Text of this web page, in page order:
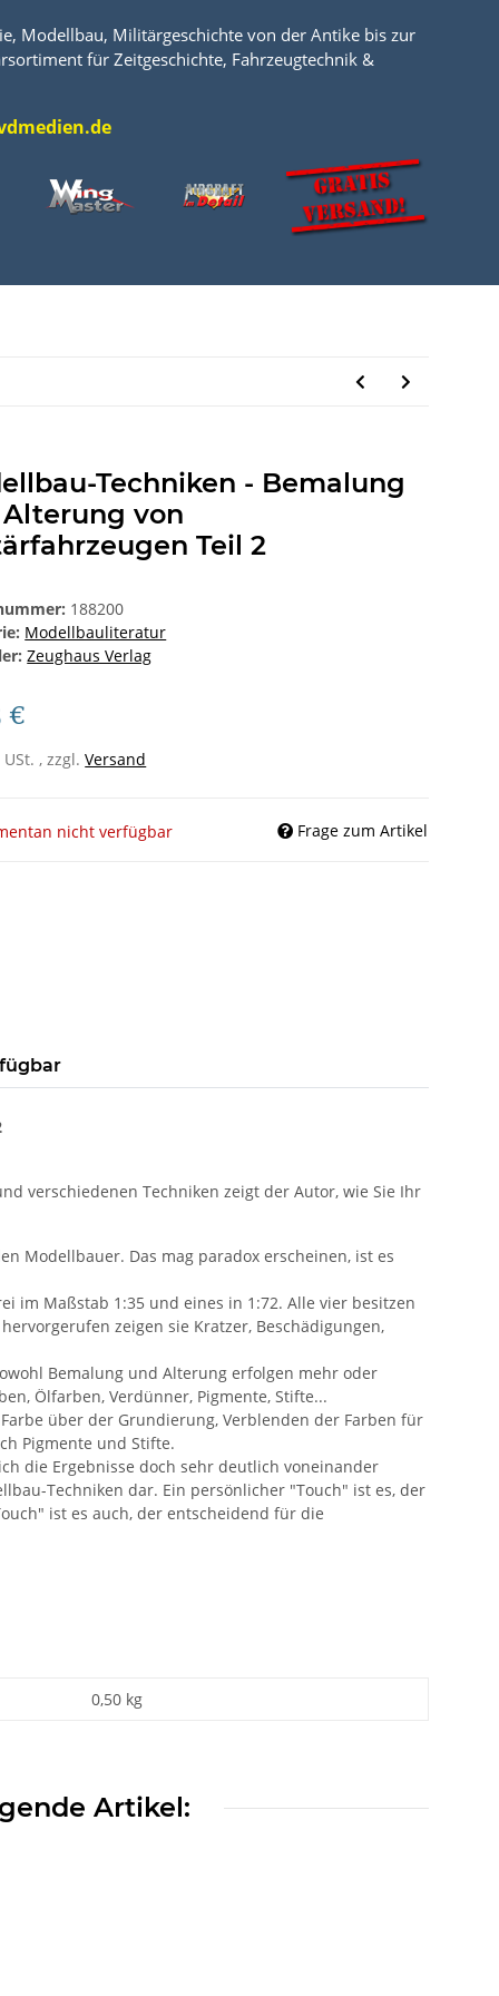
Modellbau, Militärgeschichte von der Antike bis zur
für Zeitgeschichte, Fahrzeugtechnik &
Techniken - Bemalung
von
Teil 2
188200
Modellbauliteratur
Zeughaus Verlag
€
USt. , zzgl.Versand
nicht verfügbar Frage zum Artikel
verschiedenen Techniken zeigt der Autor, wie Sie Ihr
Modellbauer. Das mag paradox erscheinen, ist es
im Maßstab 1:35 und eines in 1:72. Alle vier besitzen
zeigen sie Kratzer, Beschädigungen,
Bemalung und Alterung erfolgen mehr oder
Ölfarben, Verdünner, Pigmente, Stifte...
über der Grundierung, Verblenden der Farben für
Pigmente und Stifte.
die Ergebnisse doch sehr deutlich voneinander
Techniken dar. Ein persönlicher "Touch" ist es, der
ist es auch, der entscheidend für die
0,50 kg
Artikel: